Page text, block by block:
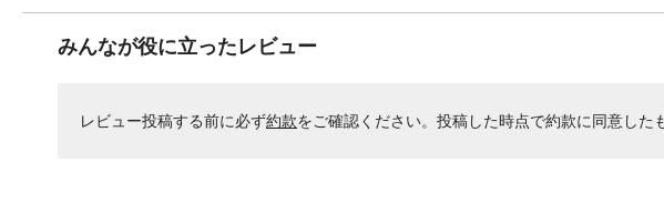
みんなが役に立ったレビュー
レビュー投稿する前に必ず約款をご確認ください。投稿した時点で約款に同意した